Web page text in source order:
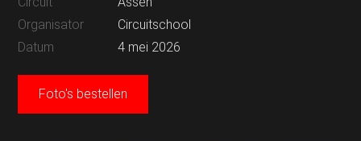
Organisator
Circuitschool
Datum
4 mei 2026
Foto's bestellen